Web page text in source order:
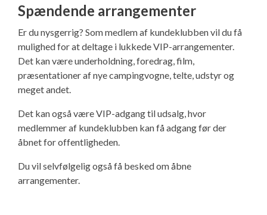
Spændende arrangementer
Er du nysgerrig? Som medlem af kundeklubben vil du få
mulighed for at deltage i lukkede VIP-arrangementer.
Det kan være underholdning, foredrag, film,
præsentationer af nye campingvogne, telte, udstyr og
meget andet.
Det kan også være VIP-adgang til udsalg, hvor
medlemmer af kundeklubben kan få adgang før der
åbnet for offentligheden.
Du vil selvfølgelig også få besked om åbne
arrangementer.